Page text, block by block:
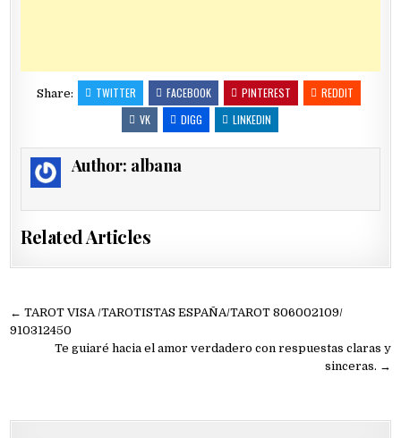
Share: TWITTER FACEBOOK PINTEREST
REDDIT
VK
DIGG LINKEDIN
Author: albana
Related Articles
Navegación
de
entradas
← TAROT VISA /TAROTISTAS ESPAÑA/TAROT 806002109/
910312450
Te guiaré hacia el amor verdadero con respuestas claras y
sinceras. →